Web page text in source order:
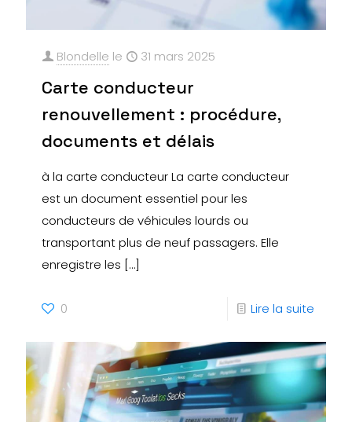
Blondelle le 31 mars 2025
Carte conducteur
renouvellement : procédure,
documents et délais
à la carte conducteur La carte conducteur
est un document essentiel pour les
conducteurs de véhicules lourds ou
transportant plus de neuf passagers. Elle
enregistre les […]
0 Lire la suite